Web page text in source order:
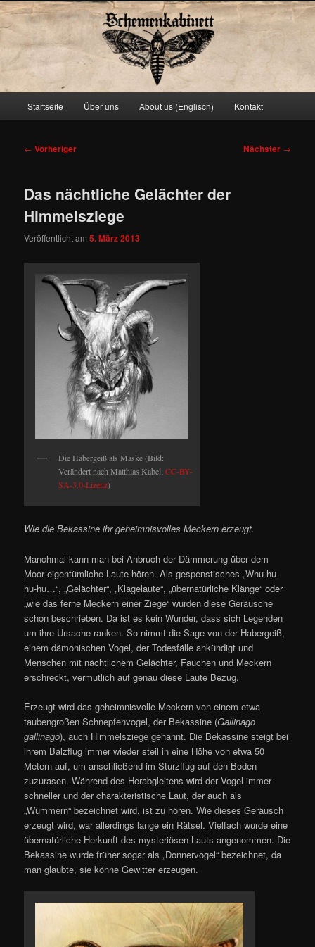
Schemenkabinett
Zum
springen
Startseite Über uns About us (Englisch) Kontakt
Beitragsnavigation
← Vorheriger Nächster →
Das nächtliche Gelächter der
Himmelsziege
Veröffentlicht am5. März 2013
Die Habergeiß als Maske (Bild:
Verändert nach Matthias Kabel;CC-BY-
SA-3.0-Lizenz)
Wie die Bekassine ihr geheimnisvolles Meckern erzeugt.
Manchmal kann man bei Anbruch der Dämmerung über dem
Moor eigentümliche Laute hören. Als gespenstisches „Whu-hu-
hu-hu…“, „Gelächter“, „Klagelaute“, „übernatürliche Klänge“ oder
„wie das ferne Meckern einer Ziege“ wurden diese Geräusche
schon beschrieben. Da ist es kein Wunder, dass sich Legenden
um ihre Ursache ranken. So nimmt die Sage von der Habergeiß,
einem dämonischen Vogel, der Todesfälle ankündigt und
Menschen mit nächtlichem Gelächter, Fauchen und Meckern
erschreckt, vermutlich auf genau diese Laute Bezug.
Erzeugt wird das geheimnisvolle Meckern von einem etwa
taubengroßen Schnepfenvogel, der Bekassine (Gallinago
gallinago), auch Himmelsziege genannt. Die Bekassine steigt bei
ihrem Balzflug immer wieder steil in eine Höhe von etwa 50
Metern auf, um anschließend im Sturzflug auf den Boden
zuzurasen. Während des Herabgleitens wird der Vogel immer
schneller und der charakteristische Laut, der auch als
„Wummern“ bezeichnet wird, ist zu hören. Wie dieses Geräusch
erzeugt wird, war allerdings lange ein Rätsel. Vielfach wurde eine
übernatürliche Herkunft des mysteriösen Lauts angenommen. Die
Bekassine wurde früher sogar als „Donnervogel“ bezeichnet, da
man glaubte, sie könne Gewitter erzeugen.